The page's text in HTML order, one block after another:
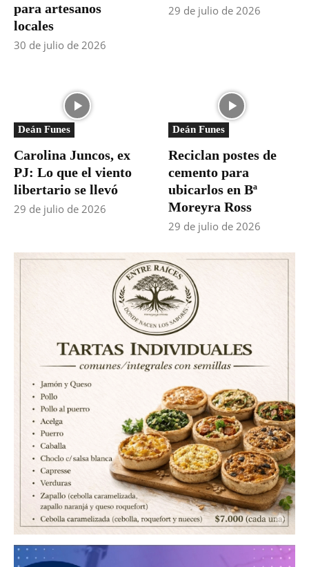
para artesanos
locales
30 de julio de 2026
29 de julio de 2026
Deán Funes
Carolina Juncos, ex
PJ: Lo que el viento
libertario se llevó
29 de julio de 2026
Deán Funes
Reciclan postes de
cemento para
ubicarlos en Bª
Moreyra Ross
29 de julio de 2026